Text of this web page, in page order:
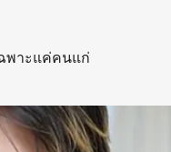
พาะแค่คนแก่